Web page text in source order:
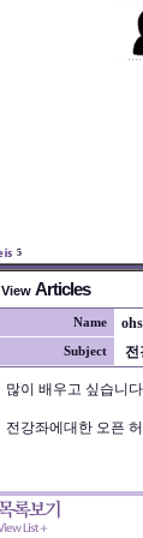
5
View Articles
Name
Subject 전
많이 배우고 싶습니
전강좌에대한 오픈